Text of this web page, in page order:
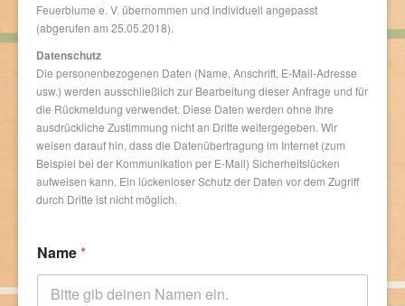
Feuerblume e. V. übernommen und individuell angepasst
(abgerufen am 25.05.2018).
Datenschutz
Die personenbezogenen Daten (Name, Anschrift, E-Mail-Adresse
usw.) werden ausschließlich zur Bearbeitung dieser Anfrage und für
die Rückmeldung verwendet. Diese Daten werden ohne Ihre
ausdrückliche Zustimmung nicht an Dritte weitergegeben. Wir
weisen darauf hin, dass die Datenübertragung im Internet (zum
Beispiel bei der Kommunikation per E-Mail) Sicherheitslücken
aufweisen kann. Ein lückenloser Schutz der Daten vor dem Zugriff
durch Dritte ist nicht möglich.
Name*